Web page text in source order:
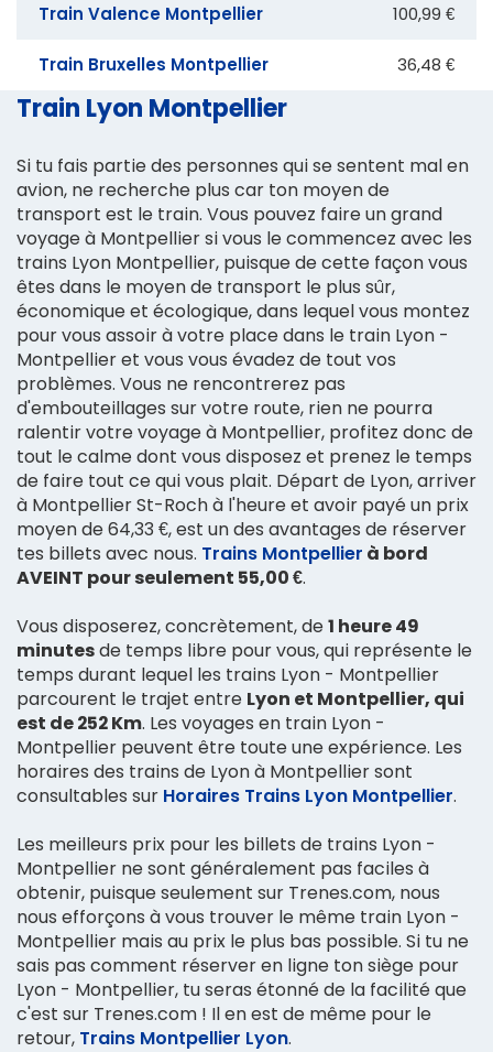
Train Valence Montpellier 100,99 €
Train Bruxelles Montpellier 36,48 €
Train Lyon Montpellier
Si tu fais partie des personnes qui se sentent mal en
avion, ne recherche plus car ton moyen de
transport est le train. Vous pouvez faire un grand
voyage à Montpellier si vous le commencez avec les
trains Lyon Montpellier, puisque de cette façon vous
êtes dans le moyen de transport le plus sûr,
économique et écologique, dans lequel vous montez
pour vous assoir à votre place dans le train Lyon -
Montpellier et vous vous évadez de tout vos
problèmes. Vous ne rencontrerez pas
d'embouteillages sur votre route, rien ne pourra
ralentir votre voyage à Montpellier, profitez donc de
tout le calme dont vous disposez et prenez le temps
de faire tout ce qui vous plait. Départ de Lyon, arriver
à Montpellier St-Roch à l'heure et avoir payé un prix
moyen de 64,33 €, est un des avantages de réserver
tes billets avec nous. Trains Montpellier à bord
AVEINT pour seulement 55,00 €.
Vous disposerez, concrètement, de1 heure 49
minutesde temps libre pour vous, qui représente le
temps durant lequel les trains Lyon - Montpellier
parcourent le trajet entre Lyon et Montpellier, qui
est de 252 Km. Les voyages en train Lyon -
Montpellier peuvent être toute une expérience. Les
horaires des trains de Lyon à Montpellier sont
consultables sur Horaires Trains Lyon Montpellier.
Les meilleurs prix pour les billets de trains Lyon -
Montpellier ne sont généralement pas faciles à
obtenir, puisque seulement sur Trenes.com, nous
nous efforçons à vous trouver le même train Lyon -
Montpellier mais au prix le plus bas possible. Si tu ne
sais pas comment réserver en ligne ton siège pour
Lyon - Montpellier, tu seras étonné de la facilité que
c'est sur Trenes.com ! Il en est de même pour le
retour, Trains Montpellier Lyon.